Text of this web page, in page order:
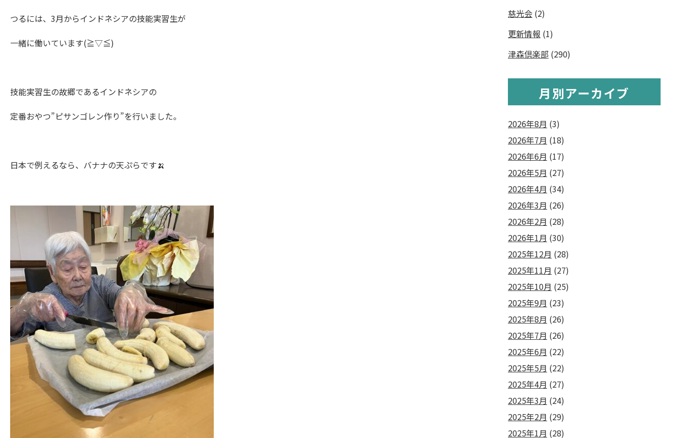
つるには、3月からインドネシアの技能実習生が
一緒に働いています(≧▽≦)
技能実習生の故郷であるインドネシアの
定番おやつ”ピサンゴレン作り”を行いました。
日本で例えるなら、バナナの天ぷらです🍌
慈光会 (2)
更新情報 (1)
津森倶楽部 (290)
月別アーカイブ
2026年8月 (3)
2026年7月 (18)
2026年6月 (17)
2026年5月 (27)
2026年4月 (34)
2026年3月 (26)
2026年2月 (28)
2026年1月 (30)
2025年12月 (28)
2025年11月 (27)
2025年10月 (25)
2025年9月 (23)
2025年8月 (26)
2025年7月 (26)
2025年6月 (22)
2025年5月 (22)
2025年4月 (27)
2025年3月 (24)
2025年2月 (29)
2025年1月 (28)